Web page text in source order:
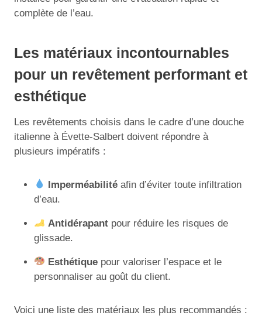
complète de l’eau.
Les matériaux incontournables
pour un revêtement performant et
esthétique
Les revêtements choisis dans le cadre d’une douche
italienne à Évette-Salbert doivent répondre à
plusieurs impératifs :
Imperméabilité afin d’éviter toute infiltration
d’eau.
Antidérapant pour réduire les risques de
glissade.
Esthétique pour valoriser l’espace et le
personnaliser au goût du client.
Voici une liste des matériaux les plus recommandés :